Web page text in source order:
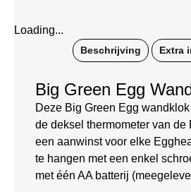
Loading...
Beschrijving Extra
Big Green Egg
Deze Big Green Egg
de deksel thermometer van de
een aanwinst voor elke
te hangen met een enkel
met één AA batterij